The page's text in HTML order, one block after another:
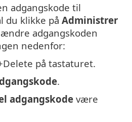
adgangskode til
du klikke på Administrer
adgangskoden
nedenfor:
på tastaturet.
.
adgangskodevære